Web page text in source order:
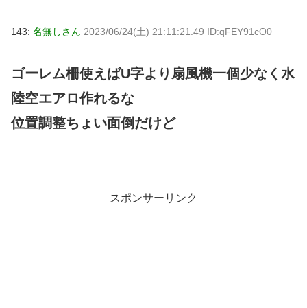
143: 名無しさん 2023/06/24(土) 21:11:21.49 ID:qFEY91cO0
ゴーレム柵使えばU字より扇風機一個少なく水
陸空エアロ作れるな
位置調整ちょい面倒だけど
スポンサーリンク